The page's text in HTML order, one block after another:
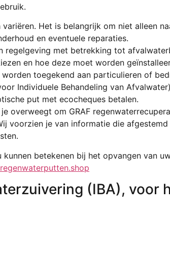
Het is belangrijk om niet alleen
en eventuele reparaties.
met betrekking tot
en hoe deze moet worden
toegekend aan particulieren of
Individuele Behandeling van
put met ecocheques betalen.
overweegt om GRAF
voorzien je van informatie die
betekenen bij het opvangen van
(IBA), voor